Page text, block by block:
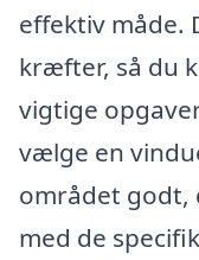
effektiv måde.
kræfter, så du
vigtige
vælge en
området godt,
med de